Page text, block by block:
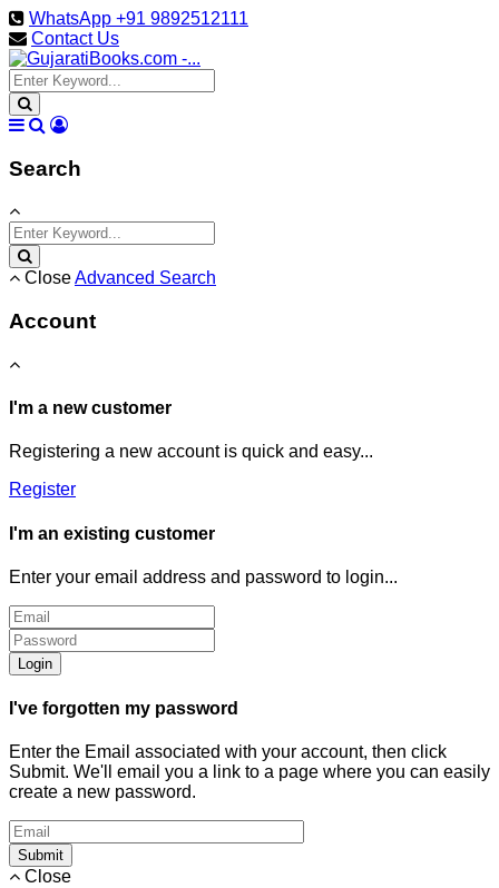
WhatsApp +91 9892512111
Contact Us
Search
CloseAdvanced Search
Account
I'm a new customer
Registering a new account is quick and easy...
Register
I'm an existing customer
Enter your email address and password to login...
Login
I've forgotten my password
Enter the Email associated with your account, then click
Submit. We'll email you a link to a page where you can easily
create a new password.
Submit
Close